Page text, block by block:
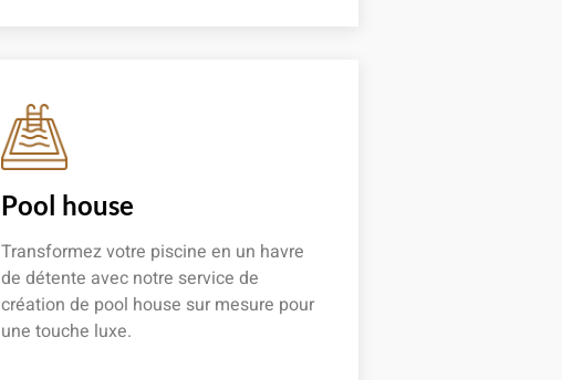
Pool house
Transformez votre piscine en un havre
de détente avec notre service de
création de pool house sur mesure pour
une touche luxe.